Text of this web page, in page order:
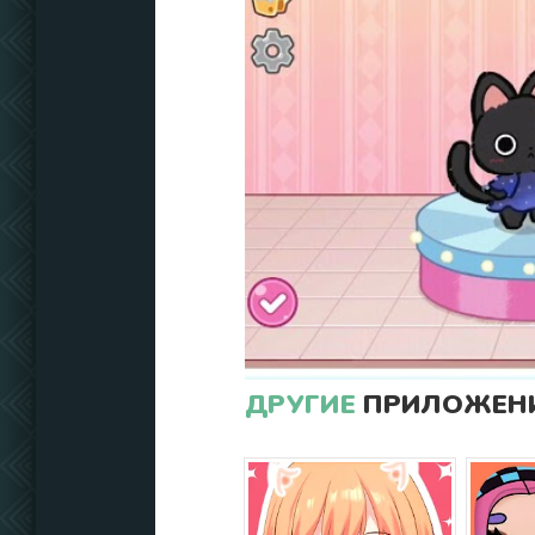
ДРУГИЕ